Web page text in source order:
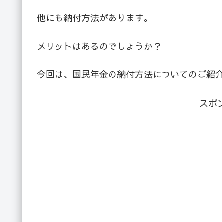
他にも納付方法があります。
メリットはあるのでしょうか？
今回は、国民年金の納付方法についてのご紹介
スポ